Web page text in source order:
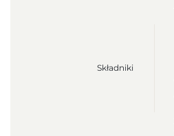
Składniki